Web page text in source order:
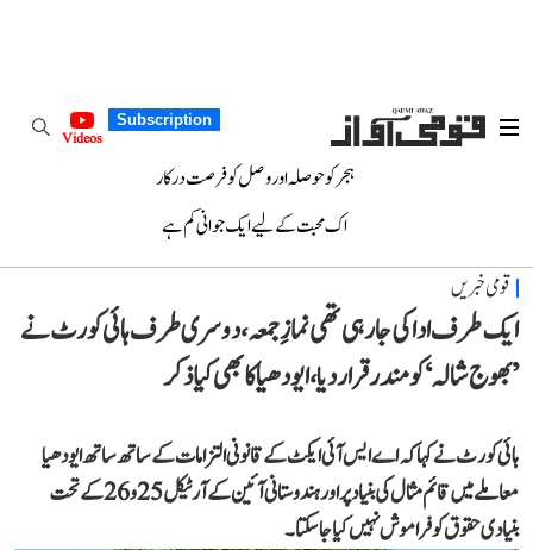
Subscription
Videos
ہجر کو حوصلہ اور وصل کو فرصت درکار
اک محبت کے لیے ایک جوانی کم ہے
قومی خبریں
ایک طرف ادا کی جا رہی تھی نمازِ جمعہ، دوسری طرف ہائی کورٹ نے
’بھوج شالہ‘ کو مندر قرار دیا، ایودھیا کا بھی کیا ذکر
ہائی کورٹ نے کہا کہ اے ایس آئی ایکٹ کے قانونی التزامات کے ساتھ ساتھ ایودھیا
معاملے میں قائم مثال کی بنیاد پر اور ہندوستانی آئین کے آرٹیکل 25 و 26 کے تحت
بنیادی حقوق کو فراموش نہیں کیا جا سکتا۔